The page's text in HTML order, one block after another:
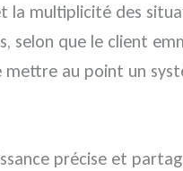
la multiplicité des
selon que le client
au point un
précise et